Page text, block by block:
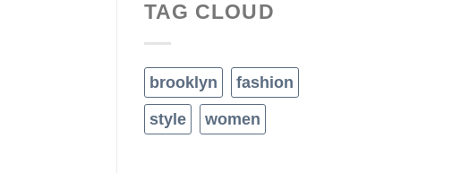
TAG CLOUD
brooklyn fashion
style women